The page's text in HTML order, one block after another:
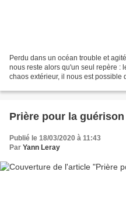
Perdu dans un océan trouble et
nous reste alors qu'un seul repère :
chaos extérieur, il nous est possible
Prière pour la guérison
Publié le 18/03/2020 à 11:43
Par Yann Leray